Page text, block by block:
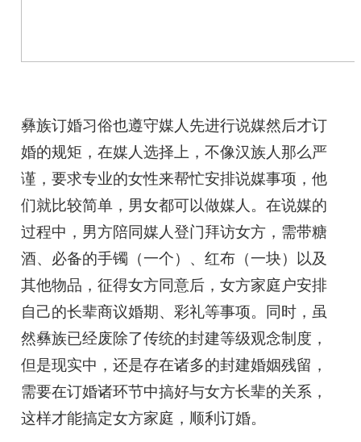
彝族订婚习俗也遵守媒人先进行说媒然后才订
婚的规矩，在媒人选择上，不像汉族人那么严
谨，要求专业的女性来帮忙安排说媒事项，他
们就比较简单，男女都可以做媒人。在说媒的
过程中，男方陪同媒人登门拜访女方，需带糖
酒、必备的手镯（一个）、红布（一块）以及
其他物品，征得女方同意后，女方家庭户安排
自己的长辈商议婚期、彩礼等事项。同时，虽
然彝族已经废除了传统的封建等级观念制度，
但是现实中，还是存在诸多的封建婚姻残留，
需要在订婚诸环节中搞好与女方长辈的关系，
这样才能搞定女方家庭，顺利订婚。